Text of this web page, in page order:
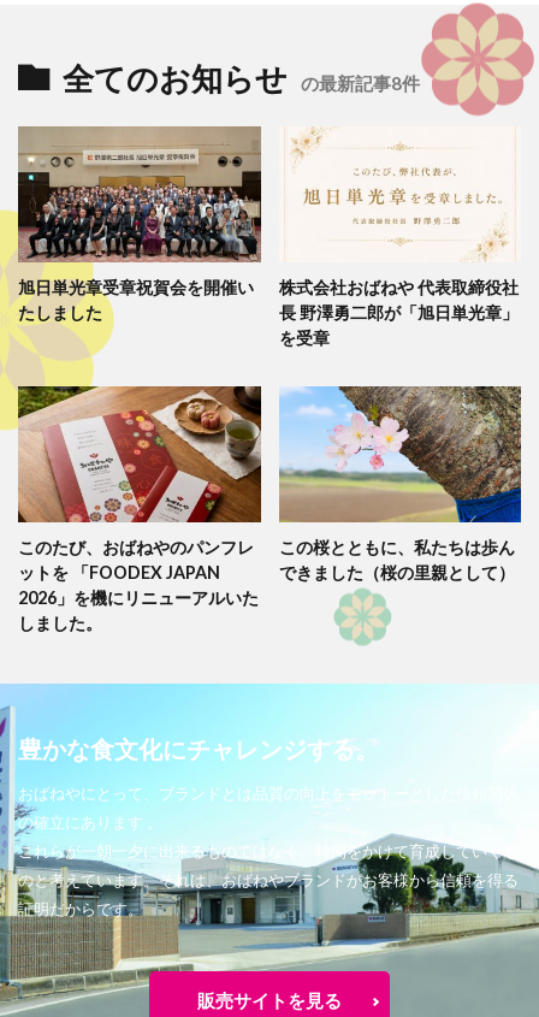
全てのお知らせ の最新記事8件
旭日単光章受章祝賀会を開催い
たしました
株式会社おばねや 代表取締役社
長 野澤勇二郎が「旭日単光章」
を受章
このたび、おばねやのパンフレ
ットを 「FOODEX JAPAN
2026」を機にリニューアルいた
しました。
この桜とともに、私たちは歩ん
できました（桜の里親として）
豊かな食文化にチャレンジする。
おばねやにとって、ブランドとは品質の向上をモットーとした信頼関係
の確立にあります 。
これらが一朝一夕に出来るものではなく、時間をかけて育成していくも
のと考えています。それは、おばねやブランドがお客様から信頼を得る
証明だからです。
販売サイトを見る